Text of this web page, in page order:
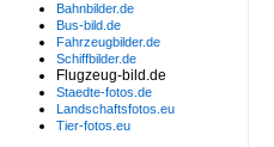
Bahnbilder.de
Bus-bild.de
Fahrzeugbilder.de
Schiffbilder.de
Flugzeug-bild.de
Staedte-fotos.de
Landschaftsfotos.eu
Tier-fotos.eu